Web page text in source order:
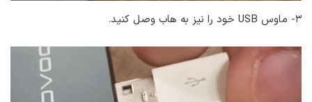
۳- ماوس USB خود را نیز به هاب وصل کنید.